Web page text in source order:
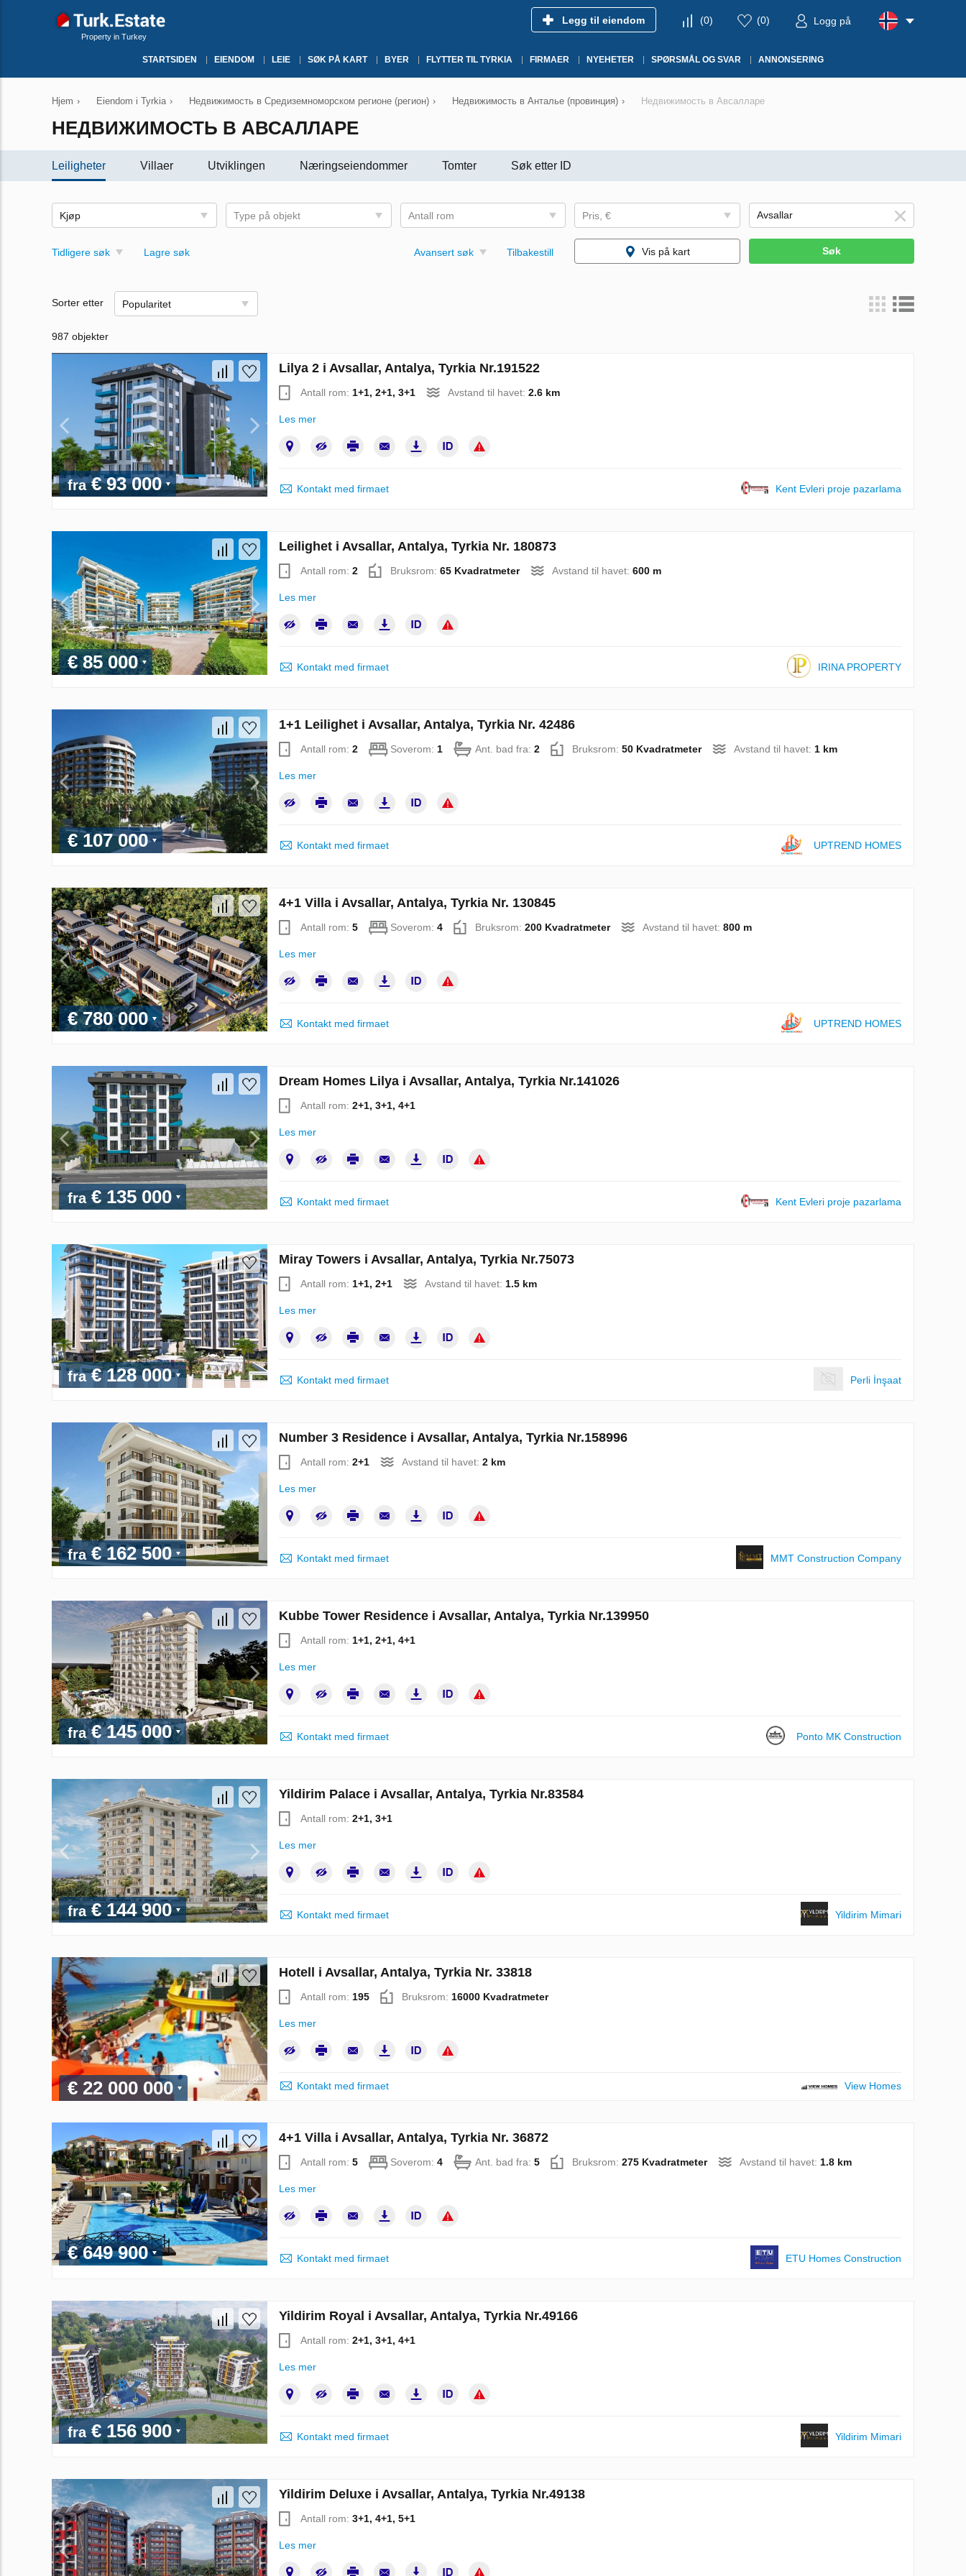
Property in Turkey
Legg til eiendom (0) (0) Logg på
STARTSIDEN EIENDOM LEIE SØK PÅ KART BYER FLYTTER TIL TYRKIA FIRMAER NYEHETER SPØRSMÅL OG SVAR ANNONSERING
Hjem › Eiendom i Tyrkia › Недвижимость в Средиземноморском регионе (регион) › Недвижимость в Анталье (провинция) › Недвижимость в Авсалларе
НЕДВИЖИМОСТЬ В АВСАЛЛАРЕ
Leiligheter Villaer Utviklingen Næringseiendommer Tomter Søk etter ID
Kjøp Type på objekt Antall rom Pris, €
Tidligere søk Lagre søk Avansert søk Tilbakestill Vis på kart Søk
Sorter etter Popularitet
987 objekter
fra€ 93 000
Lilya 2 i Avsallar, Antalya, Tyrkia Nr.191522
Antall rom: 1+1, 2+1, 3+1 Avstand til havet: 2.6 km
Les mer
Kontakt med firmaet Kent Evleri proje pazarlama
€ 85 000
Leilighet i Avsallar, Antalya, Tyrkia Nr. 180873
Antall rom: 2 Bruksrom: 65 Kvadratmeter Avstand til havet: 600 m
Les mer
Kontakt med firmaet IRINA PROPERTY
€ 107 000
1+1 Leilighet i Avsallar, Antalya, Tyrkia Nr. 42486
Antall rom: 2 Soverom: 1 Ant. bad fra: 2 Bruksrom: 50 Kvadratmeter Avstand til havet: 1 km
Les mer
Kontakt med firmaet UPTREND HOMES
€ 780 000
4+1 Villa i Avsallar, Antalya, Tyrkia Nr. 130845
Antall rom: 5 Soverom: 4 Bruksrom: 200 Kvadratmeter Avstand til havet: 800 m
Les mer
Kontakt med firmaet UPTREND HOMES
fra€ 135 000
Dream Homes Lilya i Avsallar, Antalya, Tyrkia Nr.141026
Antall rom: 2+1, 3+1, 4+1
Les mer
Kontakt med firmaet Kent Evleri proje pazarlama
fra€ 128 000
Miray Towers i Avsallar, Antalya, Tyrkia Nr.75073
Antall rom: 1+1, 2+1 Avstand til havet: 1.5 km
Les mer
Kontakt med firmaet Perli İnşaat
fra€ 162 500
Number 3 Residence i Avsallar, Antalya, Tyrkia Nr.158996
Antall rom: 2+1 Avstand til havet: 2 km
Les mer
Kontakt med firmaet MMT Construction Company
fra€ 145 000
Kubbe Tower Residence i Avsallar, Antalya, Tyrkia Nr.139950
Antall rom: 1+1, 2+1, 4+1
Les mer
Kontakt med firmaet Ponto MK Construction
fra€ 144 900
Yildirim Palace i Avsallar, Antalya, Tyrkia Nr.83584
Antall rom: 2+1, 3+1
Les mer
Kontakt med firmaet Yildirim Mimari
€ 22 000 000
Hotell i Avsallar, Antalya, Tyrkia Nr. 33818
Antall rom: 195 Bruksrom: 16000 Kvadratmeter
Les mer
Kontakt med firmaet View Homes
€ 649 900
4+1 Villa i Avsallar, Antalya, Tyrkia Nr. 36872
Antall rom: 5 Soverom: 4 Ant. bad fra: 5 Bruksrom: 275 Kvadratmeter Avstand til havet: 1.8 km
Les mer
Kontakt med firmaet ETU Homes Construction
fra€ 156 900
Yildirim Royal i Avsallar, Antalya, Tyrkia Nr.49166
Antall rom: 2+1, 3+1, 4+1
Les mer
Kontakt med firmaet Yildirim Mimari
Yildirim Deluxe i Avsallar, Antalya, Tyrkia Nr.49138
Antall rom: 3+1, 4+1, 5+1
Les mer